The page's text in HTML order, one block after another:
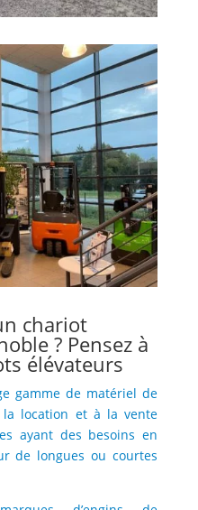
chariot
? Pensez à
élévateurs
gamme de matériel de
location et à la vente
ayant des besoins en
de longues ou courtes